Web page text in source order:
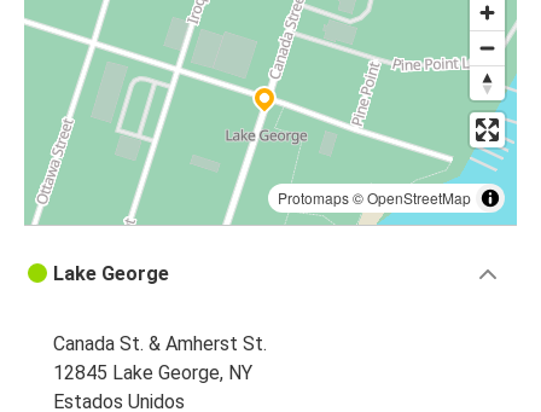
Protomaps©OpenStreetMap
Lake George
Canada St. & Amherst St.
12845 Lake George, NY
Estados Unidos